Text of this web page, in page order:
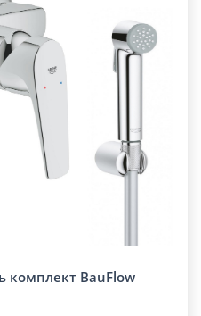
комплект BauFlow